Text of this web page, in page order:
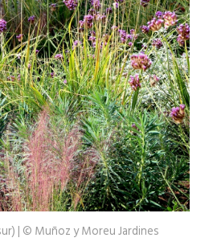
| © Muñoz y Moreu Jardines